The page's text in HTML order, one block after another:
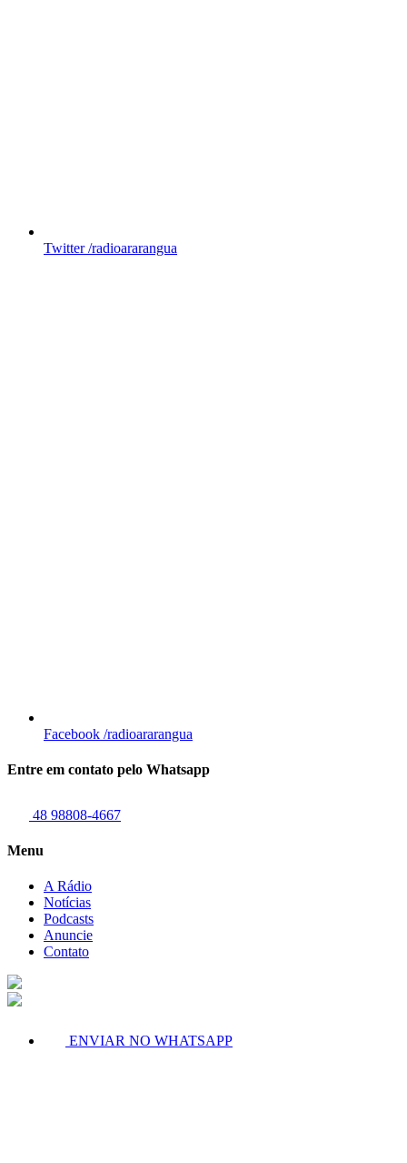
Twitter /radioararangua
Facebook /radioararangua
Entre em contato pelo Whatsapp
48 98808-4667
Menu
A Rádio
Notícias
Podcasts
Anuncie
Contato
ENVIAR NO WHATSAPP